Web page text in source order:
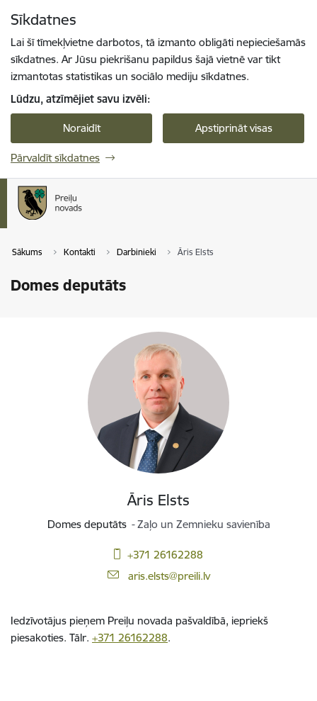
Sīkdatnes
Lai šī tīmekļvietne darbotos, tā izmanto obligāti nepieciešamās
sīkdatnes. Ar Jūsu piekrišanu papildus šajā vietnē var tikt
izmantotas statistikas un sociālo mediju sīkdatnes.
Lūdzu, atzīmējiet savu izvēli:
Noraidīt Apstiprināt visas
Pārvaldīt sīkdatnes
Sākums Kontakti Darbinieki Āris Elsts
Domes deputāts
Āris Elsts
Domes deputāts Zaļo un Zemnieku savienība
+371 26162288
E-pasts:
aris.elsts@preili.lv
Iedzīvotājus pieņem Preiļu novada pašvaldībā, iepriekš
piesakoties. Tālr. +371 26162288.